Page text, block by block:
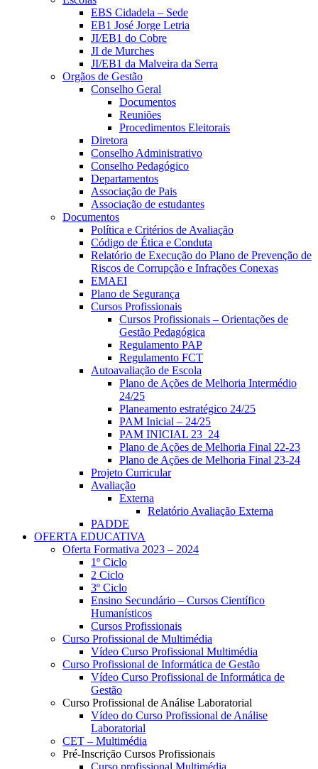
EBS Cidadela – Sede
EB1 José Jorge Letria
JI/EB1 do Cobre
JI de Murches
JI/EB1 da Malveira da Serra
Orgãos de Gestão
Conselho Geral
Documentos
Reuniões
Procedimentos Eleitorais
Diretora
Conselho Administrativo
Conselho Pedagógico
Departamentos
Associação de Pais
Associação de estudantes
Documentos
Política e Critérios de Avaliação
Código de Ética e Conduta
Relatório de Execução do Plano de Prevenção de
Riscos de Corrupção e Infrações Conexas
EMAEI
Plano de Segurança
Cursos Profissionais
Cursos Profissionais – Orientações de
Gestão Pedagógica
Regulamento PAP
Regulamento FCT
Autoavaliação de Escola
Plano de Ações de Melhoria Intermédio
24/25
Planeamento estratégico 24/25
PAM Inicial – 24/25
PAM INICIAL 23_24
Plano de Ações de Melhoria Final 22-23
Plano de Ações de Melhoria Final 23-24
Projeto Curricular
Avaliação
Externa
Relatório Avaliação Externa
PADDE
OFERTA EDUCATIVA
Oferta Formativa 2023 – 2024
1º Ciclo
2 Ciclo
3º Ciclo
Ensino Secundário – Cursos Científico
Humanísticos
Cursos Profissionais
Curso Profissional de Multimédia
Vídeo Curso Profissional Multimédia
Curso Profissional de Informática de Gestão
Vídeo Curso Profissional de Informática de
Gestão
Curso Profissional de Análise Laboratorial
Vídeo do Curso Profissional de Análise
Laboratorial
CET – Multimédia
Pré-Inscrição Cursos Profissionais